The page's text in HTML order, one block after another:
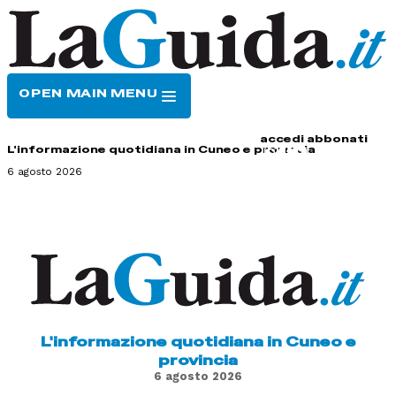
OPEN MAIN MENU
accedi abbonati
L'informazione quotidiana in Cuneo e provincia
6 agosto 2026
L'informazione quotidiana in Cuneo e
provincia
6 agosto 2026